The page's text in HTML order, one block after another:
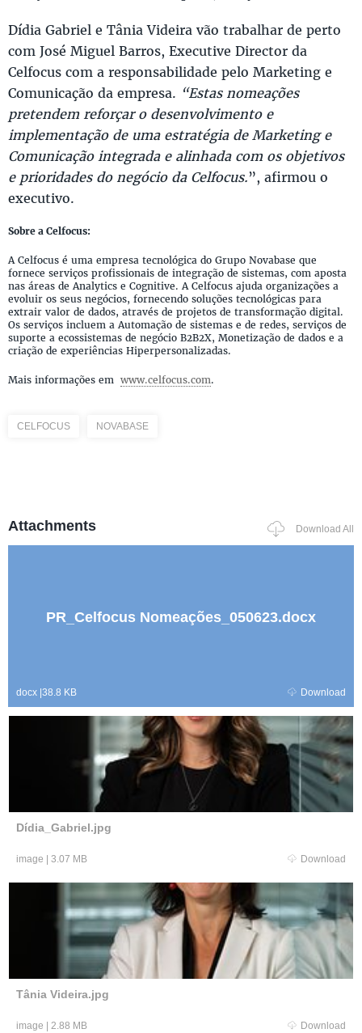
Dídia Gabriel e Tânia Videira vão trabalhar de perto
com José Miguel Barros, Executive Director da
Celfocus com a responsabilidade pelo Marketing e
Comunicação da empresa. “Estas nomeações
pretendem reforçar o desenvolvimento e
implementação de uma estratégia de Marketing e
Comunicação integrada e alinhada com os objetivos
e prioridades do negócio da Celfocus.”, afirmou o
executivo.
Sobre a Celfocus:
A Celfocus é uma empresa tecnológica do Grupo Novabase que
fornece serviços profissionais de integração de sistemas, com aposta
nas áreas de Analytics e Cognitive. A Celfocus ajuda organizações a
evoluir os seus negócios, fornecendo soluções tecnológicas para
extrair valor de dados, através de projetos de transformação digital.
Os serviços incluem a Automação de sistemas e de redes, serviços de
suporte a ecossistemas de negócio B2B2X, Monetização de dados e a
criação de experiências Hiperpersonalizadas.
Mais informações em www.celfocus.com.
CELFOCUS NOVABASE
Attachments Download All
PR_Celfocus Nomeações_050623.docx
docx |38.8 KB Download
Dídia_Gabriel.jpg
image | 3.07 MB Download
Tânia Videira.jpg
image | 2.88 MB Download